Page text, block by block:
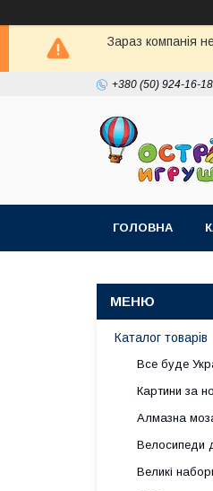
Зараз компанія
+380 (50) 924-16-18
ГОЛОВНА
Каталог товарів
Все буде
Картини за
Алмазна
Велосипеди
Великі